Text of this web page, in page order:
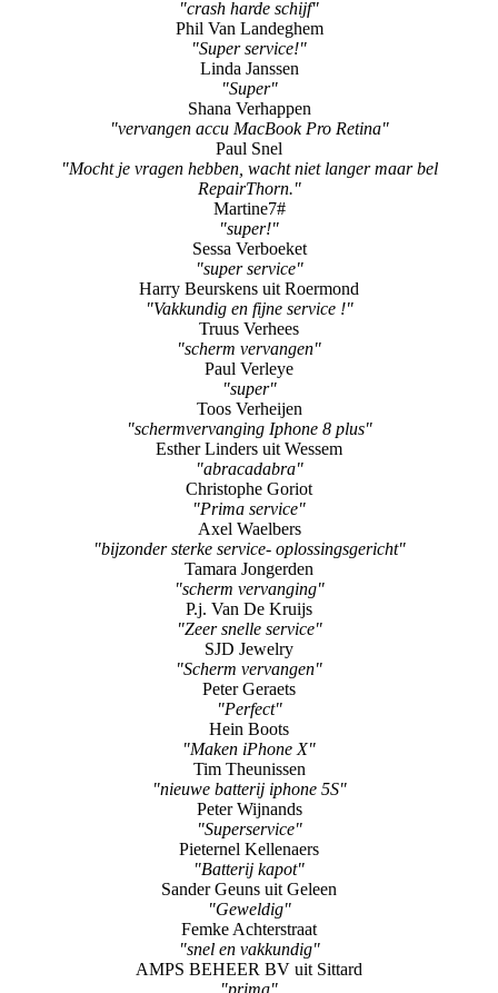
Jos Timmermans
"Snel en vakkundig !"
Linda Tauber uit Hunsel
"crash harde schijf"
Phil Van Landeghem
"Super service!"
Linda Janssen
"Super"
Shana Verhappen
"vervangen accu MacBook Pro Retina"
Paul Snel
"Mocht je vragen hebben, wacht niet langer maar bel
RepairThorn."
Martine7#
"super!"
Sessa Verboeket
"super service"
Harry Beurskens uit Roermond
"Vakkundig en fijne service !"
Truus Verhees
"scherm vervangen"
Paul Verleye
"super"
Toos Verheijen
"schermvervanging Iphone 8 plus"
Esther Linders uit Wessem
"abracadabra"
Christophe Goriot
"Prima service"
Axel Waelbers
"bijzonder sterke service- oplossingsgericht"
Tamara Jongerden
"scherm vervanging"
P.j. Van De Kruijs
"Zeer snelle service"
SJD Jewelry
"Scherm vervangen"
Peter Geraets
"Perfect"
Hein Boots
"Maken iPhone X"
Tim Theunissen
"nieuwe batterij iphone 5S"
Peter Wijnands
"Superservice"
Pieternel Kellenaers
"Batterij kapot"
Sander Geuns uit Geleen
"Geweldig"